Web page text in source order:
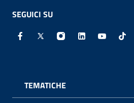
SEGUICI SU
Facebook - Sito esterno -
X - Sito esterno -
Instagram - Sito
Linkedin -
TEMATICHE